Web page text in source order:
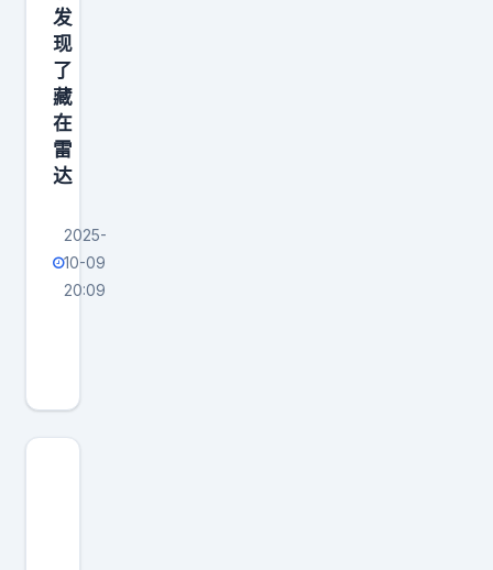
发
现
了
藏
在
雷
达
2025-
10-09
20:09
达
8